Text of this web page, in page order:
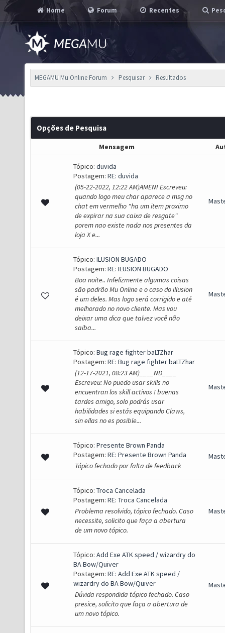
Home Forum Recentes
MEGAMU Mu Online Forum Pesquisar Resultados
Opções de Pesquisa
Mensagem
Tópico: duvida
Postagem: RE: duvida
(05-22-2022, 12:22 AM)AMENI Escreveu:
quando logo meu char aparece a msg no
chat em vermelho "ha um item proximo
de expirar na sua caixa de resgate"
porem nao existe nada nos presentes da
loja X e...
Tópico: ILUSION BUGADO
Postagem: RE: ILUSION BUGADO
Boa noite.. Infelizmente algumas coisas
são padrão Mu Online e o caso do illusion
é um deles. Mas logo será corrigido e até
melhorado no novo cliente. Mas vou
deixar uma dica que talvez você não
saiba...
Tópico: Bug rage fighter baLTZhar
Postagem: RE: Bug rage fighter baLTZhar
(12-17-2021, 08:23 AM)____ND____
Escreveu: No puedo usar skills no
encuentran los skill activos ! buenas
tardes amigo, solo podrás usar
habilidades si estás equipando Claws,
sin ellas no es posible...
Tópico: Presente Brown Panda
Postagem: RE: Presente Brown Panda
Tópico fechado por falta de feedback
Tópico: Troca Cancelada
Postagem: RE: Troca Cancelada
Problema resolvido, tópico fechado. Caso
necessite, solicito que faça a abertura
de um novo tópico.
Tópico: Add Exe ATK speed / wizardry do
BA Bow/Quiver
Postagem: RE: Add Exe ATK speed /
wizardry do BA Bow/Quiver
Dúvida respondida tópico fechado. Caso
presice, solicito que faça a abertura de
um novo tópico.